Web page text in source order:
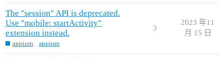
The "session" API is deprecated.
Use "mobile: startActivity"
extension instead.
appium appium
3
2023 年11
月 15 日